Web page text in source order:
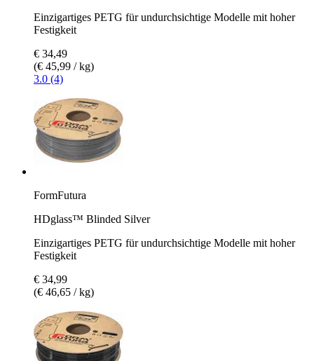
Einzigartiges PETG für undurchsichtige Modelle mit hoher
Festigkeit
€ 34,49
(€ 45,99 / kg)
3.0 (4)
FormFutura
HDglass™ Blinded Silver
Einzigartiges PETG für undurchsichtige Modelle mit hoher
Festigkeit
€ 34,99
(€ 46,65 / kg)